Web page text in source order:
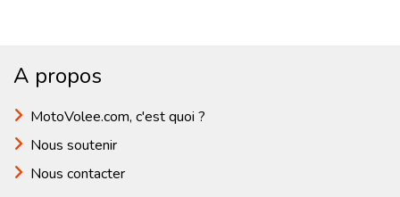
A propos
MotoVolee.com, c'est quoi ?
Nous soutenir
Nous contacter